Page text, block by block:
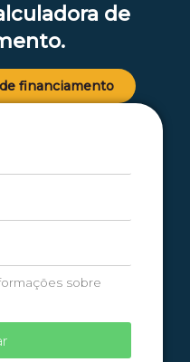
de
financiamento
sobre